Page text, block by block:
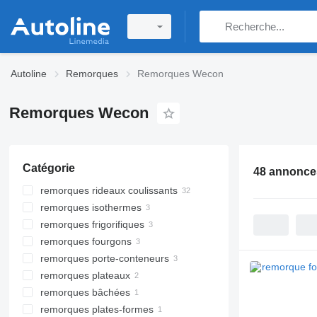
Autoline Remorques Remorques Wecon
Remorques Wecon
Catégorie
remorques rideaux coulissants
remorques isothermes
remorques frigorifiques
remorques fourgons
remorques porte-conteneurs
remorques plateaux
remorques bâchées
remorques plates-formes
48